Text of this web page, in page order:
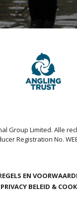
Group Limited. Alle
Registration No.
EN
PRIVACY BELEID &